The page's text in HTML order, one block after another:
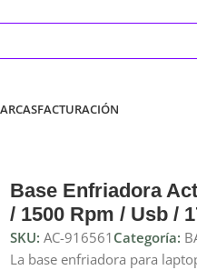
FACTURACIÓN
Base Enfriadora
/ 1500 Rpm / Usb /
SKU:AC-916561 Categoría:
La base enfriadora para